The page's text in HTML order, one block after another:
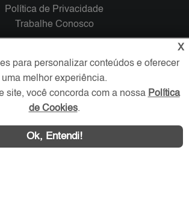
Política de Privacidade
Trabalhe Conosco
Redes Sociais
X
para personalizar conteúdos e oferecer
uma melhor experiência.
site, você concorda com a nossa Política
de Cookies.
Ok, Entendi!